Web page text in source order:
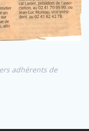
adhérents de